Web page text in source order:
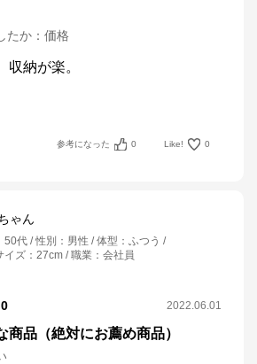
たか ： 価格
収納が楽。
参考になった 0 Like! 0
ゃん
50代 性別 ： 男性 体型 ： ふつう
イズ ： 27cm 職業 ： 会社員
2022.06.01
商品（絶対にお薦め商品）